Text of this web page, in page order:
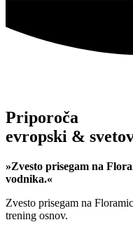
Priporoča
evropski &
»Zvesto prisegam na
vodnika.«
Zvesto prisegam na
trening osnov.